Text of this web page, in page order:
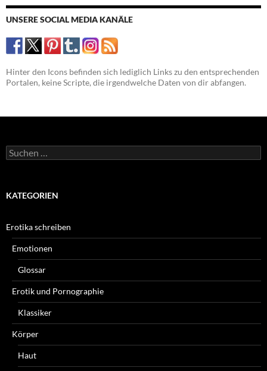
UNSERE SOCIAL MEDIA KANÄLE
Hinter den Icons befinden sich lediglich Links zu den entsprechenden
Portalen, keine Scripte, die irgendwelche Daten von dir abfangen.
Suchen
nach:
KATEGORIEN
Erotika schreiben
Emotionen
Glossar
Erotik und Pornographie
Klassiker
Körper
Haut